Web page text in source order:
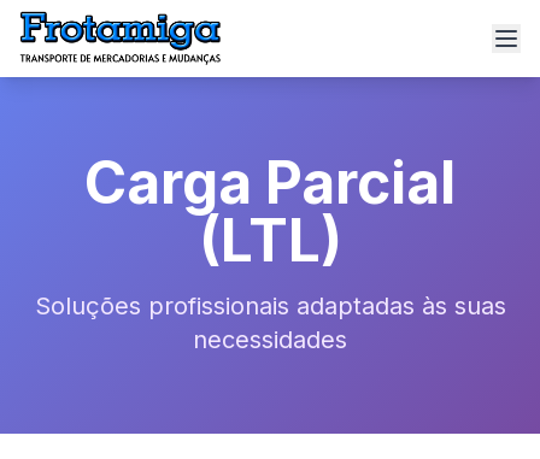
Carga Parcial
(LTL)
Soluções profissionais adaptadas às suas
necessidades